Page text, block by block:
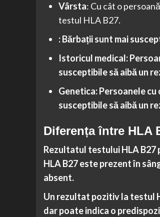
Vârsta: Cu cât o
testul HLA B27.
: Bărbații sunt mai
Istoricul medical:
susceptibile să aibă un
Genetica: Persoanele
susceptibile să aibă un
Diferența între HLA
Rezultatul testului HLA B27
HLA B27 este prezent în
absent.
Un rezultat pozitiv la testul
dar poate indica o